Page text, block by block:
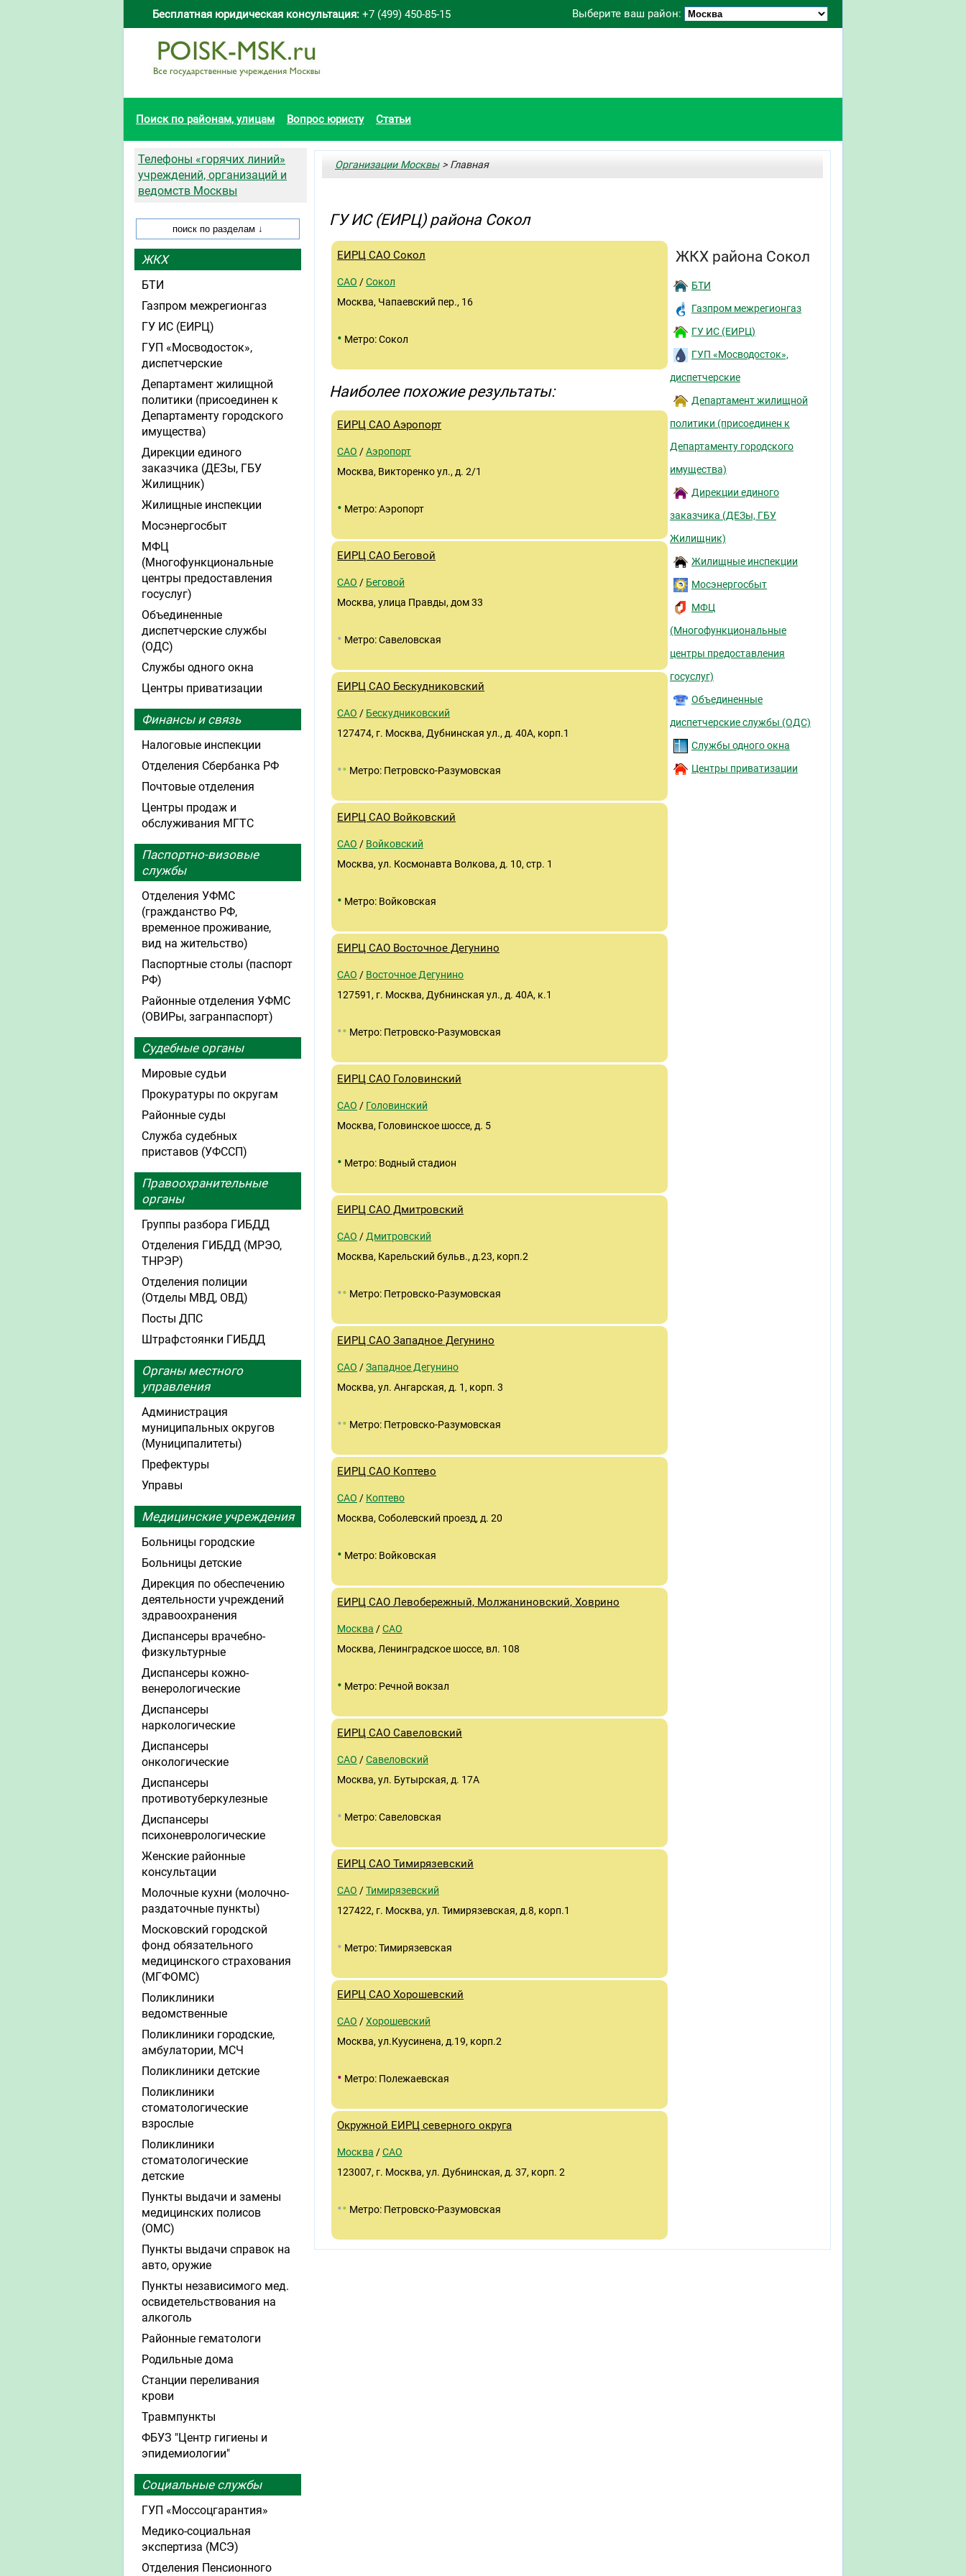
Выберите ваш район:
Бесплатная юридическая консультация: +7 (499) 450-85-15
Поиск по районам, улицам Вопрос юристу Статьи
Организации Москвы> Главная
ГУ ИС (ЕИРЦ) района Сокол
ЕИРЦ САО Сокол
САО /Сокол
Москва, Чапаевский пер., 16
• Метро: Сокол
Наиболее похожие результаты:
ЕИРЦ САО Аэропорт
САО /Аэропорт
Москва, Викторенко ул., д. 2/1
• Метро: Аэропорт
ЕИРЦ САО Беговой
САО / Беговой
Москва, улица Правды, дом 33
• Метро: Савеловская
ЕИРЦ САО Бескудниковский
САО / Бескудниковский
127474, г. Москва, Дубнинская ул., д. 40А, корп.1
•• Метро: Петровско-Разумовская
ЕИРЦ САО Войковский
САО / Войковский
Москва, ул. Космонавта Волкова, д. 10, стр. 1
• Метро: Войковская
ЕИРЦ САО Восточное Дегунино
САО / Восточное Дегунино
127591, г. Москва, Дубнинская ул., д. 40А, к.1
•• Метро: Петровско-Разумовская
ЕИРЦ САО Головинский
САО / Головинский
Москва, Головинское шоссе, д. 5
• Метро: Водный стадион
ЕИРЦ САО Дмитровский
САО / Дмитровский
Москва, Карельский бульв., д.23, корп.2
•• Метро: Петровско-Разумовская
ЕИРЦ САО Западное Дегунино
САО /Западное Дегунино
Москва, ул. Ангарская, д. 1, корп. 3
•• Метро: Петровско-Разумовская
ЕИРЦ САО Коптево
САО / Коптево
Москва, Соболевский проезд, д. 20
• Метро: Войковская
ЕИРЦ САО Левобережный, Молжаниновский, Ховрино
Москва /САО
Москва, Ленинградское шоссе, вл. 108
• Метро: Речной вокзал
ЕИРЦ САО Савеловский
САО /Савеловский
Москва, ул. Бутырская, д. 17А
• Метро: Савеловская
ЕИРЦ САО Тимирязевский
САО /Тимирязевский
127422, г. Москва, ул. Тимирязевская, д.8, корп.1
• Метро: Тимирязевская
ЕИРЦ САО Хорошевский
САО /Хорошевский
Москва, ул.Куусинена, д.19, корп.2
• Метро: Полежаевская
Окружной ЕИРЦ северного округа
Москва /САО
123007, г. Москва, ул. Дубнинская, д. 37, корп. 2
•• Метро: Петровско-Разумовская
ЖКХ района Сокол
БТИ
Газпром межрегионгаз
ГУ ИС (ЕИРЦ)
ГУП «Мосводосток»,
диспетчерские
Департамент жилищной
политики (присоединен к
Департаменту городского
имущества)
Дирекции единого
заказчика (ДЕЗы, ГБУ
Жилищник)
Жилищные инспекции
Мосэнергосбыт
МФЦ
(Многофункциональные
центры предоставления
госуслуг)
Объединенные
диспетчерские службы (ОДС)
Службы одного окна
Центры приватизации
Телефоны «горячих линий»
учреждений, организаций и
ведомств Москвы
ЖКХ
БТИ
Газпром межрегионгаз
ГУ ИС (ЕИРЦ)
ГУП «Мосводосток»,
диспетчерские
Департамент жилищной
политики (присоединен к
Департаменту городского
имущества)
Дирекции единого
заказчика (ДЕЗы, ГБУ
Жилищник)
Жилищные инспекции
Мосэнергосбыт
МФЦ
(Многофункциональные
центры предоставления
госуслуг)
Объединенные
диспетчерские службы
(ОДС)
Службы одного окна
Центры приватизации
Финансы и связь
Налоговые инспекции
Отделения Сбербанка РФ
Почтовые отделения
Центры продаж и
обслуживания МГТС
Паспортно-визовые
службы
Отделения УФМС
(гражданство РФ,
временное проживание,
вид на жительство)
Паспортные столы (паспорт
РФ)
Районные отделения УФМС
(ОВИРы, загранпаспорт)
Судебные органы
Мировые судьи
Прокуратуры по округам
Районные суды
Служба судебных
приставов (УФССП)
Правоохранительные
органы
Группы разбора ГИБДД
Отделения ГИБДД (МРЭО,
ТНРЭР)
Отделения полиции
(Отделы МВД, ОВД)
Посты ДПС
Штрафстоянки ГИБДД
Органы местного
управления
Администрация
муниципальных округов
(Муниципалитеты)
Префектуры
Управы
Медицинские учреждения
Больницы городские
Больницы детские
Дирекция по обеспечению
деятельности учреждений
здравоохранения
Диспансеры врачебно-
физкультурные
Диспансеры кожно-
венерологические
Диспансеры
наркологические
Диспансеры
онкологические
Диспансеры
противотуберкулезные
Диспансеры
психоневрологические
Женские районные
консультации
Молочные кухни (молочно-
раздаточные пункты)
Московский городской
фонд обязательного
медицинского страхования
(МГФОМС)
Поликлиники
ведомственные
Поликлиники городские,
амбулатории, МСЧ
Поликлиники детские
Поликлиники
стоматологические
взрослые
Поликлиники
стоматологические
детские
Пункты выдачи и замены
медицинских полисов
(ОМС)
Пункты выдачи справок на
авто, оружие
Пункты независимого мед.
освидетельствования на
алкоголь
Районные гематологи
Родильные дома
Станции переливания
крови
Травмпункты
ФБУЗ "Центр гигиены и
эпидемиологии"
Социальные службы
ГУП «Моссоцгарантия»
Медико-социальная
экспертиза (МСЭ)
Отделения Пенсионного